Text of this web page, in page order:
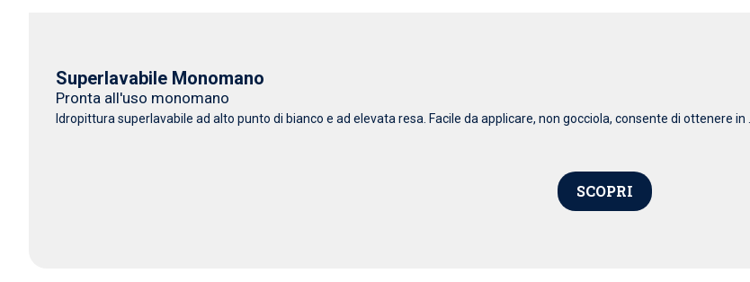
Superlavabile Monomano
Pronta all'uso monomano
Idropittura superlavabile ad alto punto di bianco e ad elevata resa. Facile da applicare, non gocciola, consente di ottenere in ...
SCOPRI